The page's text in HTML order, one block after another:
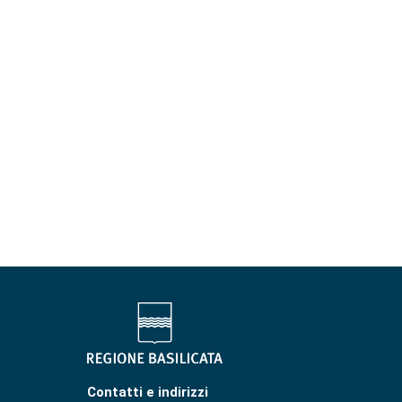
Contatti e indirizzi